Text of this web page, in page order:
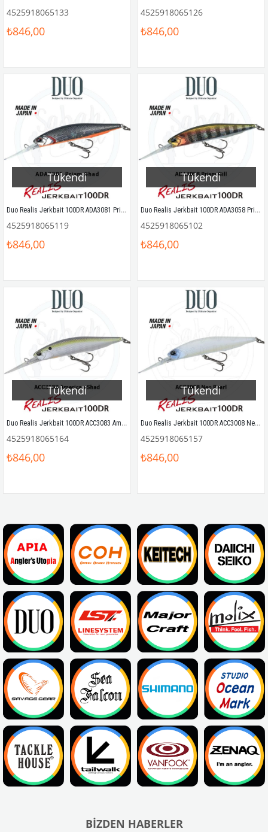
4525918065133
₺846,00
4525918065126
₺846,00
Tükendi
Duo Realis Jerkbait 100DR ADA3081 Prism Shad
4525918065119
₺846,00
Tükendi
Duo Realis Jerkbait 100DR ADA3058 Prism Gill
4525918065102
₺846,00
Tükendi
Duo Realis Jerkbait 100DR ACC3083 American Shad
4525918065164
₺846,00
Tükendi
Duo Realis Jerkbait 100DR ACC3008 Neo Pearl
4525918065157
₺846,00
BIZDEN HABERLER